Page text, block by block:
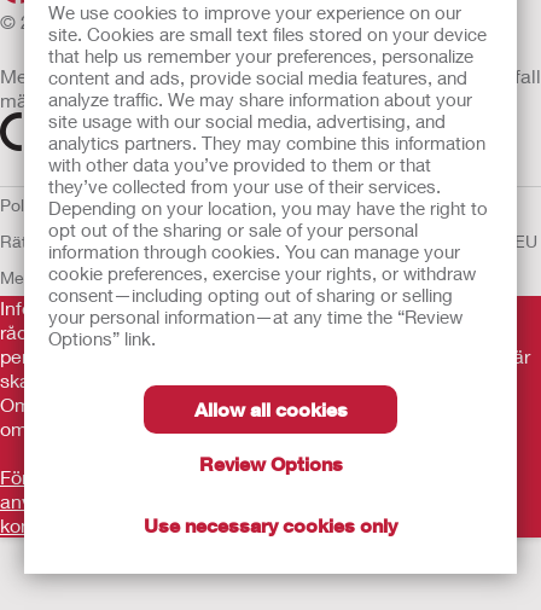
We use cookies to improve your experience on our
site. Cookies are small text files stored on your device
that help us remember your preferences, personalize
content and ads, provide social media features, and
analyze traffic. We may share information about your
site usage with our social media, advertising, and
analytics partners. They may combine this information
with other data you’ve provided to them or that
they’ve collected from your use of their services.
Depending on your location, you may have the right to
opt out of the sharing or sale of your personal
information through cookies. You can manage your
cookie preferences, exercise your rights, or withdraw
consent—including opting out of sharing or selling
your personal information—at any time the “Review
Options” link.
Allow all cookies
Review Options
Use necessary cookies only
© 2026 Hollister Incorporated
Medicintekniska enheter som säljs i EU är i förekommande fall
märkta med någon av följande symboler
Policy för Mänskliga
RättigheterAnvändarvillkorSekretesspolicyAnvändning av cookies
EU
Meddelande till Visselblåsare
Informationen som finns här är inte avsedd som medicinsk
rådgivning och är inte en ersättning för de råd du får av din
personliga läkare eller annan vårdpersonal. Informationen här
ska inte användas som hjälp i akuta medicinska situationer.
Om du är i en akut medicinsk situation ska du personligen
omedelbart söka medicinsk behandling.
Före användning var noga med att läsa
användningsinstruktionerna avsedda för användning,
kontraindikationer försiktighetsåtgärder och instruktioner